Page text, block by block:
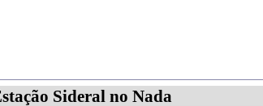
Sideral no Nada